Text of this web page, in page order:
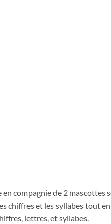
compagnie de 2
chiffres et les syllabes tout
lettres, et syllabes.